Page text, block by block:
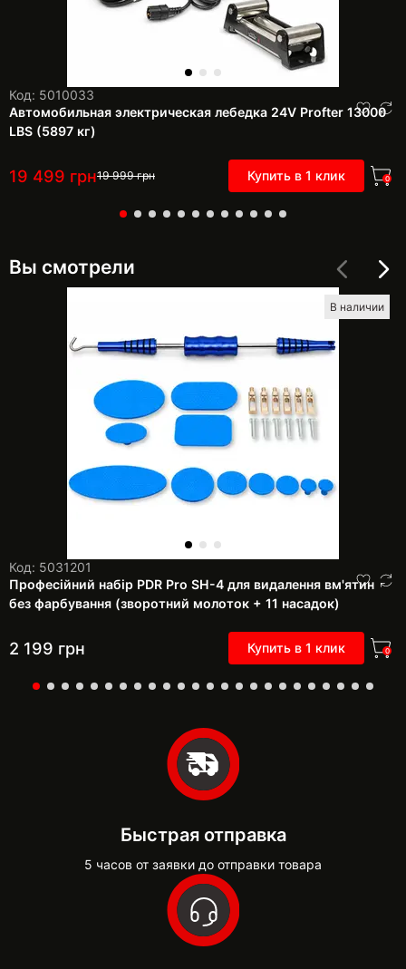
Код: 5010033
Автомобильная электрическая лебедка 24V Profter 13000
LBS (5897 кг)
19 499 грн19 999грн Купить в 1 клик 0
Вы смотрели
В наличии
Код: 5031201
Професійний набір PDR Pro SH-4 для видалення вм'ятин
без фарбування (зворотний молоток + 11 насадок)
2 199 грн Купить в 1 клик 0
Быстрая отправка
5 часов от заявки до отправки товара